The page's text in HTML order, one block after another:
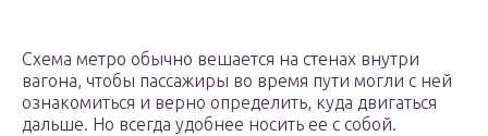
Схема метро обычно вешается на стенах внутри
вагона, чтобы пассажиры во время пути могли с ней
ознакомиться и верно определить, куда двигаться
дальше. Но всегда удобнее носить ее с собой.